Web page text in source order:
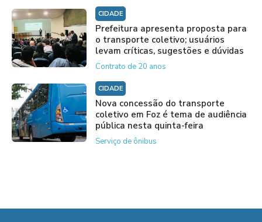
CIDADE
Prefeitura apresenta proposta para
o transporte coletivo; usuários
levam críticas, sugestões e dúvidas
Contrato de 20 anos
CIDADE
Nova concessão do transporte
coletivo em Foz é tema de audiência
pública nesta quinta-feira
Serviço de ônibus